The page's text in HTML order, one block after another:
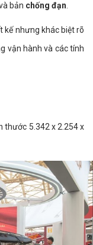
bản chống đạn
kế nhưng khác biệt rõ
vận hành và các tính
thước 5.342 x 2.254 x